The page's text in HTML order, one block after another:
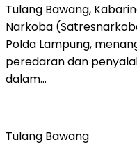
Tulang Bawang,
Narkoba
Polda Lampung,
peredaran dan
dalam…
Tulang Bawang